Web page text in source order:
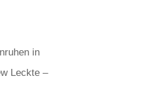
in
Leckte –